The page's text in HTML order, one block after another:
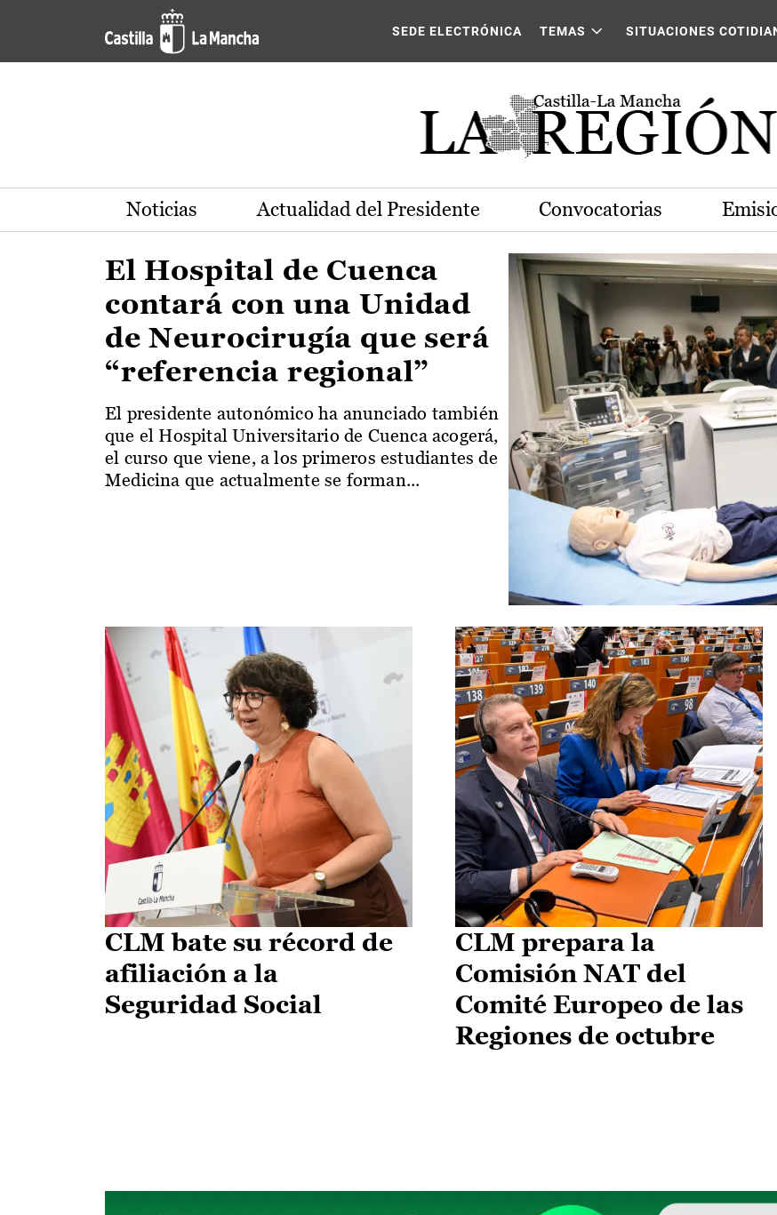
Pasar al contenido principal
Actualidad de la región de Castilla-La Mancha
SEDE ELECTRÓNICA TEMAS SITUACIONES
Noticias Actualidad del Presidente Convocatorias
El Hospital de Cuenca
contará con una Unidad
de Neurocirugía que será
“referencia regional”
El presidente autonómico ha anunciado también
que el Hospital Universitario de Cuenca acogerá,
el curso que viene, a los primeros estudiantes de
Medicina que actualmente se forman...
CLM bate su récord de
afiliación a la
Seguridad Social
CLM prepara la
Comisión NAT del
Comité Europeo de las
Regiones de octubre